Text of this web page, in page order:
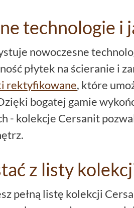
technologie i
nowoczesne
płytek na ścieranie i
rektyfikowane, które
bogatej gamie
- kolekcje Cersanit
z listy
pełną listę kolekcji